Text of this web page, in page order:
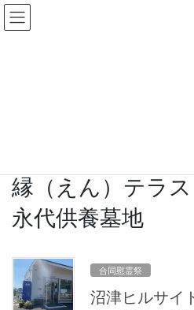
コ
ン
ナ
ビ
動縁（えん）テラ
永代供養墓地
合同慰霊祭
沼津ヒルサイ